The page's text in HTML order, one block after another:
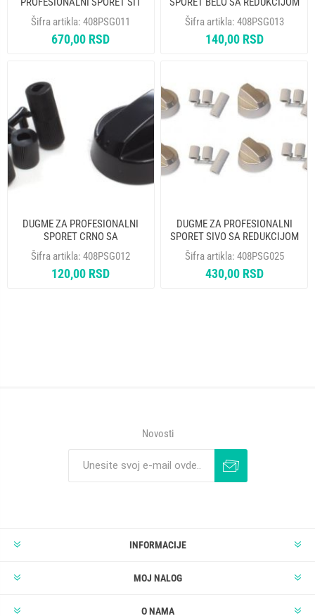
0.916.124
Šifra artikla:408PSG011
670,00 RSD
UNI
Šifra artikla: 408PSG013
140,00 RSD
DUGME ZA PROFESIONALNI
SPORET CRNO SA
REDUKCIJOM UNI
Šifra artikla:408PSG012
120,00 RSD
DUGME ZA PROFESIONALNI
SPORET SIVO SA REDUKCIJOM
KOMPLET 4 KOMADA
Šifra artikla: 408PSG025
430,00 RSD
Novosti
INFORMACIJE
MOJ NALOG
O NAMA